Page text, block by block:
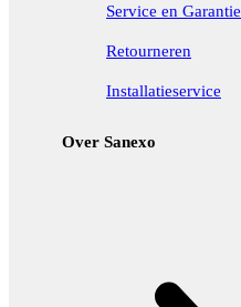
Service en Garantie
Retourneren
Installatieservice
Over Sanexo